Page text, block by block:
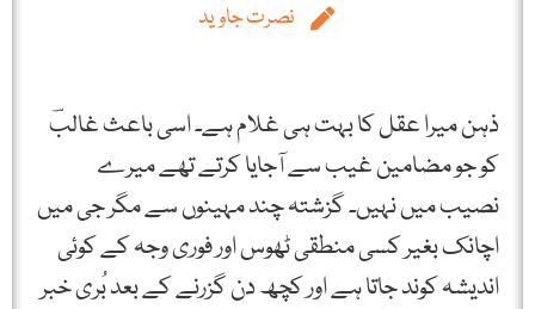
نصرت جاوید
ذہن میرا عقل کا بہت ہی غلام ہے۔ اسی باعث غالبؔ
کو جو مضامین غیب سے آجایا کرتے تھے میرے
نصیب میں نہیں۔ گزشتہ چند مہینوں سے مگر جی میں
اچانک بغیر کسی منطقی ٹھوس اور فوری وجہ کے کوئی
اندیشہ کوند جاتا ہے اور کچھ دن گزرنے کے بعد بُری خبر